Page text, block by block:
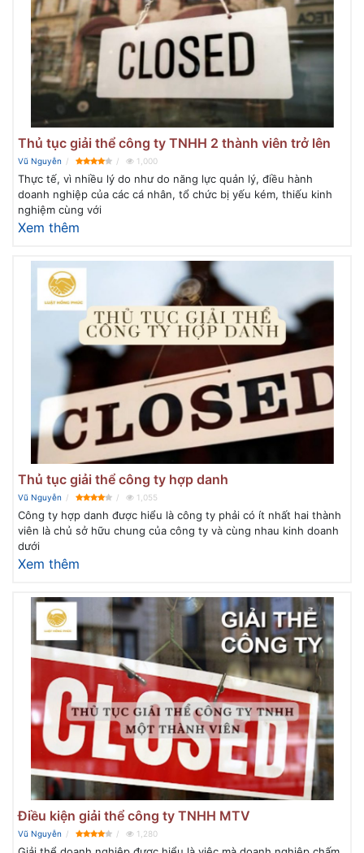
Thủ tục giải thể công ty TNHH 2 thành viên trở lên
Vũ Nguyễn 1,000
Thực tế, vì nhiều lý do như do năng lực quản lý, điều hành
doanh nghiệp của các cá nhân, tổ chức bị yếu kém, thiếu kinh
nghiệm cùng với
Xem thêm
Thủ tục giải thể công ty hợp danh
Vũ Nguyễn 1,055
Công ty hợp danh được hiểu là công ty phải có ít nhất hai thành
viên là chủ sở hữu chung của công ty và cùng nhau kinh doanh
dưới
Xem thêm
Điều kiện giải thể công ty TNHH MTV
Vũ Nguyễn 1,280